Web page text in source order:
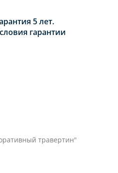
5 лет.
гарантии
травертин"